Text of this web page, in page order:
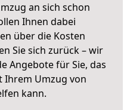
an sich schon
Ihnen dabei
über die Kosten
Sie sich zurück – wir
Angebote für Sie, das
Ihrem Umzug von
kann.